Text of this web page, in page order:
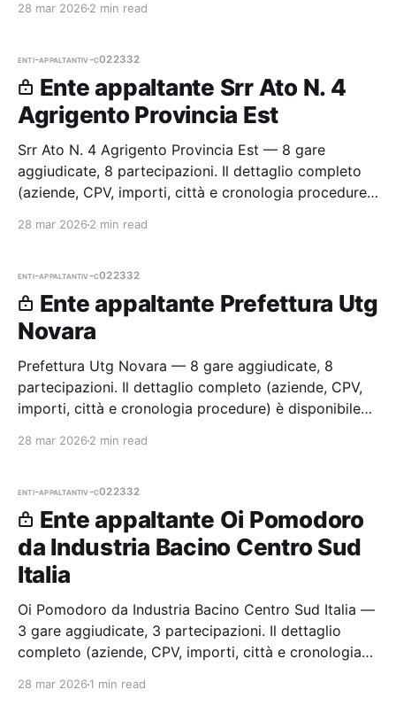
28 mar 2026 2 min read
enti-appaltantiv-c022332
Ente appaltante Srr Ato N. 4
Agrigento Provincia Est
Srr Ato N. 4 Agrigento Provincia Est — 8 gare
aggiudicate, 8 partecipazioni. Il dettaglio completo
(aziende, CPV, importi, città e cronologia procedure)
28 mar 2026 2 min read
enti-appaltantiv-c022332
Ente appaltante Prefettura Utg
Novara
Prefettura Utg Novara — 8 gare aggiudicate, 8
partecipazioni. Il dettaglio completo (aziende, CPV,
importi, città e cronologia procedure) è disponibile
28 mar 2026 2 min read
enti-appaltantiv-c022332
Ente appaltante Oi Pomodoro
da Industria Bacino Centro Sud
Italia
Oi Pomodoro da Industria Bacino Centro Sud Italia —
3 gare aggiudicate, 3 partecipazioni. Il dettaglio
completo (aziende, CPV, importi, città e cronologia
28 mar 2026 1 min read